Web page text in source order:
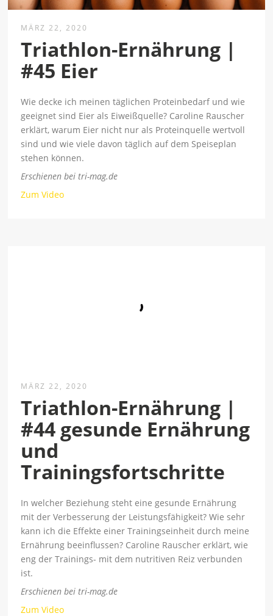
MÄRZ 22, 2020
Triathlon-Ernährung |
#45 Eier
Wie decke ich meinen täglichen Proteinbedarf und wie
geeignet sind Eier als Eiweißquelle? Caroline Rauscher
erklärt, warum Eier nicht nur als Proteinquelle wertvoll
sind und wie viele davon täglich auf dem Speiseplan
stehen können.
Erschienen bei tri-mag.de
Zum Video
MÄRZ 22, 2020
Triathlon-Ernährung |
#44 gesunde Ernährung
und
Trainingsfortschritte
In welcher Beziehung steht eine gesunde Ernährung
mit der Verbesserung der Leistungsfähigkeit? Wie sehr
kann ich die Effekte einer Trainingseinheit durch meine
Ernährung beeinflussen? Caroline Rauscher erklärt, wie
eng der Trainings- mit dem nutritiven Reiz verbunden
ist.
Erschienen bei tri-mag.de
Zum Video